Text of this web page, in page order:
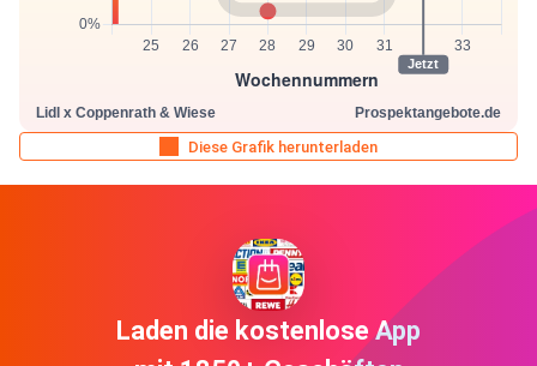
Diese Grafik herunterladen
Laden die kostenlose App